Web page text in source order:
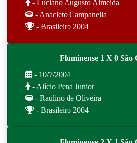
- Luciano Augusto Almeida
- Anacleto Campanella
- Brasileiro 2004
Fluminense 1 X 0 São
- 10/7/2004
- Alício Pena Junior
- Raulino de Oliveira
- Brasileiro 2004